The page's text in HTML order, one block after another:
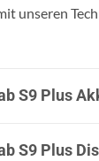
unseren
S9 Plus
S9 Plus